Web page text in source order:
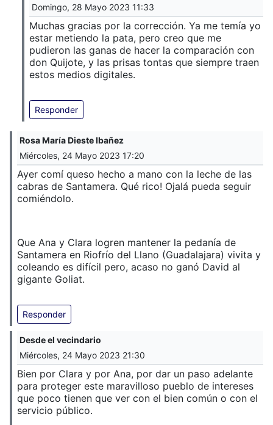
Domingo, 28 Mayo 2023 11:33
Muchas gracias por la corrección. Ya me temía yo
estar metiendo la pata, pero creo que me
pudieron las ganas de hacer la comparación con
don Quijote, y las prisas tontas que siempre traen
estos medios digitales.
Responder
Rosa María Dieste Ibañez
Miércoles, 24 Mayo 2023 17:20
Ayer comí queso hecho a mano con la leche de las
cabras de Santamera. Qué rico! Ojalá pueda seguir
comiéndolo.
Que Ana y Clara logren mantener la pedanía de
Santamera en Riofrío del Llano (Guadalajara) vivita y
coleando es difícil pero, acaso no ganó David al
gigante Goliat.
Responder
Desde el vecindario
Miércoles, 24 Mayo 2023 21:30
Bien por Clara y por Ana, por dar un paso adelante
para proteger este maravilloso pueblo de intereses
que poco tienen que ver con el bien común o con el
servicio público.